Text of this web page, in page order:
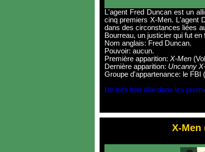
L'agent Fred Duncan est un
cinq premiers X-Men. L'agent
dans des circonstances liées
Bourreau, un justicier qui fut
Nom anglais: Fred Duncan.
Pouvoir: aucun.
Première apparition: X-Men
Dernière apparition: Uncanny
Groupe d'appartenance: le FBI
Un très bon allié dans les
X-Men